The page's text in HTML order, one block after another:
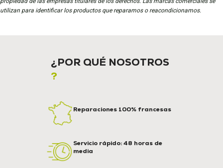
utilizan para identificar los productos que reparamos o reacondicionamos.
¿POR QUÉ NOSOTROS
?
Reparaciones 100% francesas
Servicio rápido: 48 horas de
media